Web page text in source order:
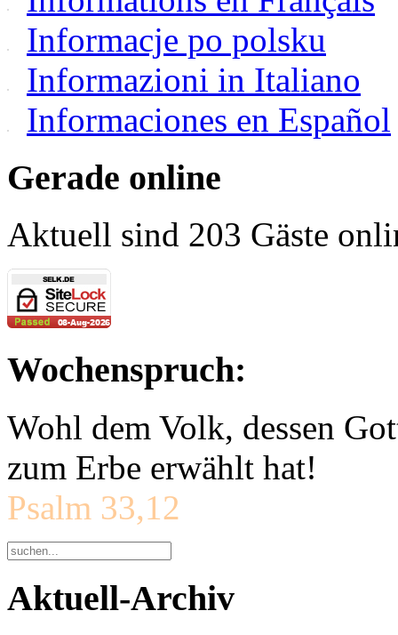
Informacje po polsku
Informazioni in Italiano
Informaciones en Español
Gerade online
Aktuell sind 203 Gäste
Wochenspruch:
Wohl dem Volk, dessen
zum Erbe erwählt hat!
Psalm 33,12
Aktuell-Archiv